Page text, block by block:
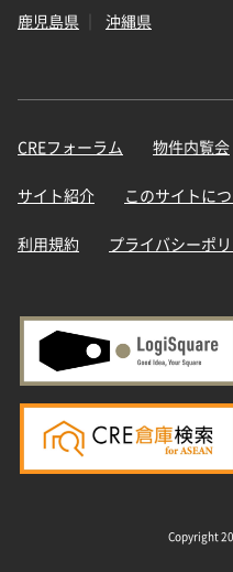
鹿児島県
沖縄県
CREフォーラム 物件内覧会
サイト紹介 このサイトに
利用規約 プライバシーポ
Copyright